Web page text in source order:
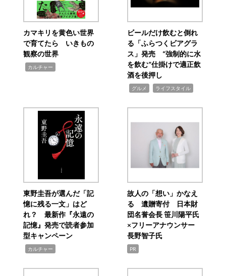
カマキリを黄色い世界
で育てたら いきもの
観察の世界
カルチャー
ビールだけ飲むと倒れ
る「ふらつくビアグラ
ス」発売 “強制的に水
を飲む”仕掛けで適正飲
酒を後押し
グルメ ライフスタイル
東野圭吾が選んだ「記
憶に残る一文」はど
れ？ 最新作『永遠の
記憶』発売で読者参加
型キャンペーン
カルチャー
故人の「想い」かなえ
る 遺贈寄付 日本財
団名誉会長 笹川陽平氏
×フリーアナウンサー
長野智子氏
PR